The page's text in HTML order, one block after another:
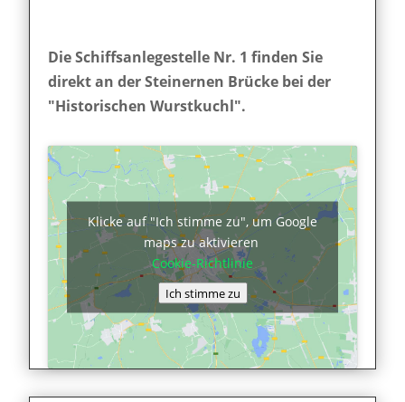
Die Schiffsanlegestelle Nr. 1 finden Sie
direkt an der Steinernen Brücke bei der
"Historischen Wurstkuchl".
Klicke auf "Ich stimme zu", um Google
maps zu aktivieren
Cookie-Richtlinie
Ich stimme zu